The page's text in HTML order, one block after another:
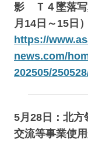
影 Ｔ４墜落写
月14日～15日）
https://
news.com/
202505/
5月28日：北方
交流等事業使